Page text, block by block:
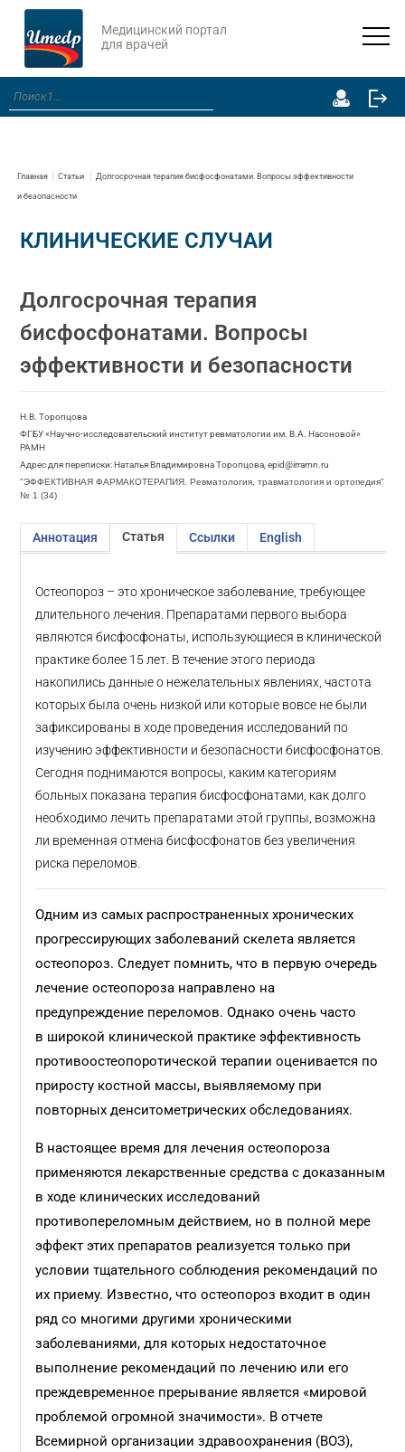
Медицинский портал
для врачей
Главная Статьи Долгосрочная терапия бисфосфонатами. Вопросы эффективности
и безопасности
КЛИНИЧЕСКИЕ СЛУЧАИ
Долгосрочная терапия
бисфосфонатами. Вопросы
эффективности и безопасности
Н.В. Торопцова
ФГБУ «Научно-исследовательский институт ревматологии им. В.А. Насоновой»
РАМН
Адрес для переписки: Наталья Владимировна Торопцова, epid@irramn.ru
"ЭФФЕКТИВНАЯ ФАРМАКОТЕРАПИЯ. Ревматология, травматология и ортопедия"
№ 1 (34)
Аннотация Статья Ссылки English
Остеопороз – это хроническое заболевание, требующее
длительного лечения. Препаратами первого выбора
являются бисфосфонаты, использующиеся в клинической
практике более 15 лет. В течение этого периода
накопились данные о нежелательных явлениях, частота
которых была очень низкой или которые вовсе не были
зафиксированы в ходе проведения исследований по
изучению эффективности и безопасности бисфосфонатов.
Сегодня поднимаются вопросы, каким категориям
больных показана терапия бисфосфонатами, как долго
необходимо лечить препаратами этой группы, возможна
ли временная отмена бисфосфонатов без увеличения
риска переломов.
Одним из самых распространенных хронических
прогрессирующих заболеваний скелета является
остеопороз. Следует помнить, что в первую очередь
лечение остеопороза направлено на
предупреждение переломов. Однако очень часто
в широкой клинической практике эффективность
противоостеопоротической терапии оценивается по
приросту костной массы, выявляемому при
повторных денситометрических обследованиях.
В настоящее время для лечения остеопороза
применяются лекарственные средства с доказанным
в ходе клинических исследований
противопереломным действием, но в полной мере
эффект этих препаратов реализуется только при
условии тщательного соблюдения рекомендаций по
их приему. Известно, что остеопороз входит в один
ряд со многими другими хроническими
заболеваниями, для которых недостаточное
выполнение рекомендаций по лечению или его
преждевременное прерывание является «мировой
проблемой огромной значимости». В отчете
Всемирной организации здравоохранения (ВОЗ),